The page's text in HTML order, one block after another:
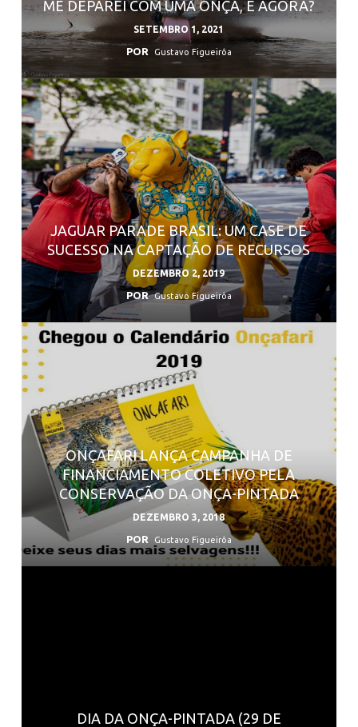
ME DEPAREI COM UMA ONÇA, E AGORA?
SETEMBRO 1, 2021
POR Gustavo Figueirôa
JAGUAR PARADE BRASIL: UM CASE DE
SUCESSO NA CAPTAÇÃO DE RECURSOS
DEZEMBRO 2, 2019
POR Gustavo Figueirôa
ONÇAFARI LANÇA CAMPANHA DE
FINANCIAMENTO COLETIVO PELA
CONSERVAÇÃO DA ONÇA-PINTADA
DEZEMBRO 3, 2018
POR Gustavo Figueirôa
DIA DA ONÇA-PINTADA (29 DE